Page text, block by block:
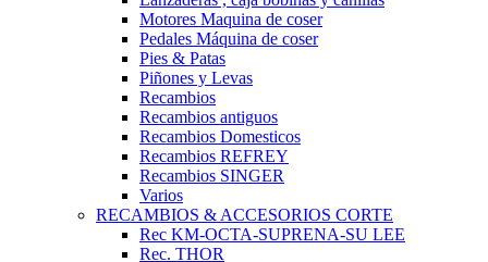
Motores Maquina de coser
Pedales Máquina de coser
Pies & Patas
Piñones y Levas
Recambios
Recambios antiguos
Recambios Domesticos
Recambios REFREY
Recambios SINGER
Varios
RECAMBIOS & ACCESORIOS CORTE
Rec KM-OCTA-SUPRENA-SU LEE
Rec. THOR